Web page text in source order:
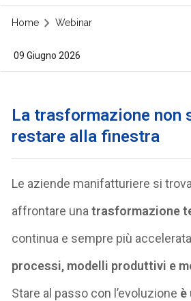
Home Webinar
09 Giugno 2026
La trasformazione non
restare alla finestra
Le aziende manifatturiere si
affrontare unatrasformazione
continua e sempre più
processi, modelli produttivi e
Stare al passo con l’evoluzione è